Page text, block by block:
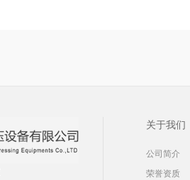
关于我们
公司简介
荣誉资质